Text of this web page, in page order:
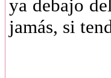
ya debajo
jamás, si